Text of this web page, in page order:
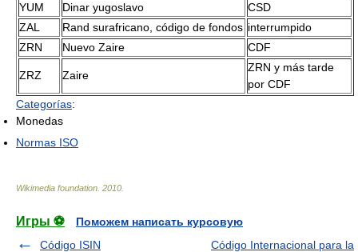
YUM
Dinar yugoslavo
CSD
ZAL
Rand surafricano, código de fondos interrumpido
ZRN
Nuevo Zaire CDF
ZRZ Zaire
ZRN y más tarde
por CDF
Categorías:
Monedas
Normas ISO
Wikimedia foundation 2010
Игры ⚽
Поможем написать курсовую
Código ISIN
Código Internacional para la